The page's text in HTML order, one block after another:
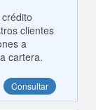
clientes
a
cartera.
Consultar